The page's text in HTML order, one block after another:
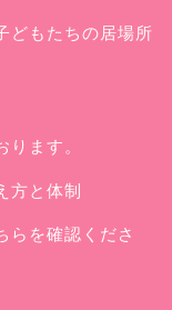
どもたちの居場所
ます。
方と体制
らを確認くださ